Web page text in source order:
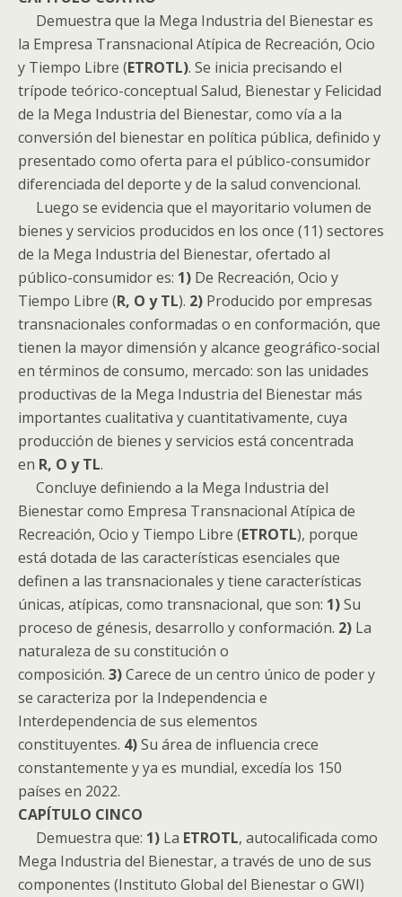
Demuestra que la Mega Industria del Bienestar es
la Empresa Transnacional Atípica de Recreación, Ocio
y Tiempo Libre (ETROTL). Se inicia precisando el
trípode teórico-conceptual Salud, Bienestar y Felicidad
de la Mega Industria del Bienestar, como vía a la
conversión del bienestar en política pública, definido y
presentado como oferta para el público-consumidor
diferenciada del deporte y de la salud convencional.
Luego se evidencia que el mayoritario volumen de
bienes y servicios producidos en los once (11) sectores
de la Mega Industria del Bienestar, ofertado al
público-consumidor es: 1) De Recreación, Ocio y
Tiempo Libre (R, O y TL). 2) Producido por empresas
transnacionales conformadas o en conformación, que
tienen la mayor dimensión y alcance geográfico-social
en términos de consumo, mercado: son las unidades
productivas de la Mega Industria del Bienestar más
importantes cualitativa y cuantitativamente, cuya
producción de bienes y servicios está concentrada
en R, O y TL.
Concluye definiendo a la Mega Industria del
Bienestar como Empresa Transnacional Atípica de
Recreación, Ocio y Tiempo Libre (ETROTL), porque
está dotada de las características esenciales que
definen a las transnacionales y tiene características
únicas, atípicas, como transnacional, que son: 1)Su
proceso de génesis, desarrollo y conformación. 2) La
naturaleza de su constitución o
composición. 3)Carece de un centro único de poder y
se caracteriza por la Independencia e
Interdependencia de sus elementos
constituyentes. 4)Su área de influencia crece
constantemente y ya es mundial, excedía los 150
países en 2022.
CAPÍTULO CINCO
Demuestra que: 1) La ETROTL, autocalificada como
Mega Industria del Bienestar, a través de uno de sus
componentes (Instituto Global del Bienestar o GWI)